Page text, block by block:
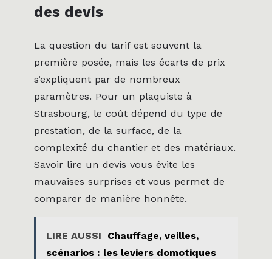
des devis
La question du tarif est souvent la
première posée, mais les écarts de prix
s’expliquent par de nombreux
paramètres. Pour un plaquiste à
Strasbourg, le coût dépend du type de
prestation, de la surface, de la
complexité du chantier et des matériaux.
Savoir lire un devis vous évite les
mauvaises surprises et vous permet de
comparer de manière honnête.
LIRE AUSSI
Chauffage, veilles,
scénarios : les leviers domotiques